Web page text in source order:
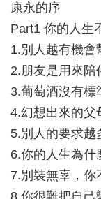
康永的序
Part1 你的人生
1.別人越有機會
2.朋友是用來陪
3.葡萄酒沒有標
4.幻想出來的父
5.別人的要求越
6.你的人生為什
7.別裝無辜，你
8.你很難把自己